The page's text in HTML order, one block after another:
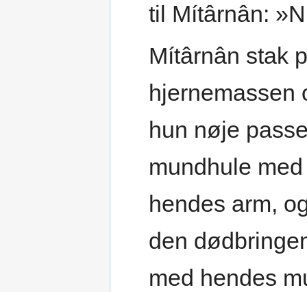
til Mítârnân:
Mítârnân stak
hjernemassen
hun nøje
mundhule
hendes arm,
den
med hendes